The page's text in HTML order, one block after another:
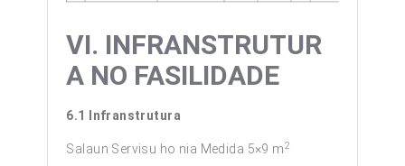
VI. INFRANSTRUTUR
A NO FASILIDADE
6.1 Infranstrutura
Salaun Servisu ho nia Medida 5×9 m2